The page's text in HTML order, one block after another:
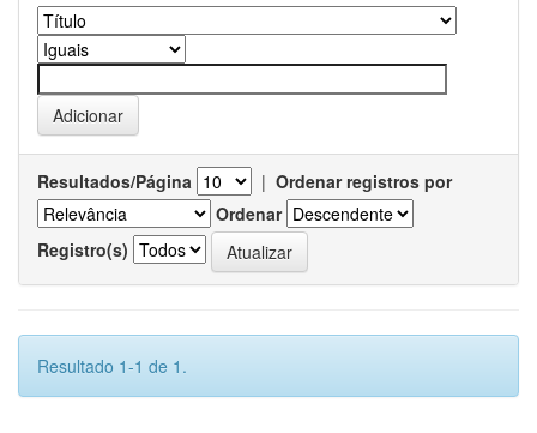
Resultados/Página | Ordenar registros por
Ordenar
Registro(s)
Resultado 1-1 de 1.